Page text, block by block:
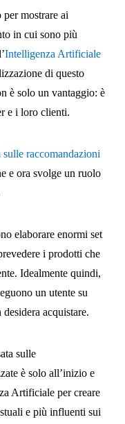
mostrare ai
in cui sono più
Intelligenza Artificiale
di questo
è solo un vantaggio: è
e i loro clienti.
sulle raccomandazioni
e ora svolge un ruolo
elaborare enormi set
i prodotti che
Idealmente quindi,
un utente su
acquistare.
sulle
è solo all’inizio e
Artificiale per creare
e più influenti sui